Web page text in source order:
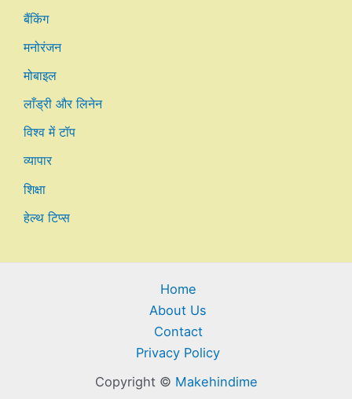
बैंकिंग
मनोरंजन
मोबाइल
लाँड्री और लिनेन
विश्व में टॉप
व्यापार
शिक्षा
हेल्थ टिप्स
Home
About Us
Contact
Privacy Policy
Copyright © Makehindime